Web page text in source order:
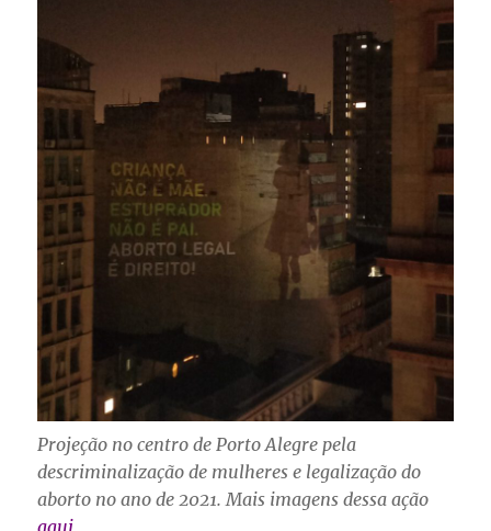
Projeção no centro de Porto Alegre pela
descriminalização de mulheres e legalização do
aborto no ano de 2021. Mais imagens dessa ação
aqui